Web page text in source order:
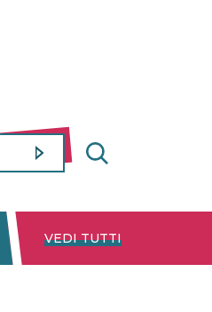
DISNEY+ NETFLIX
VEDI TUTTI